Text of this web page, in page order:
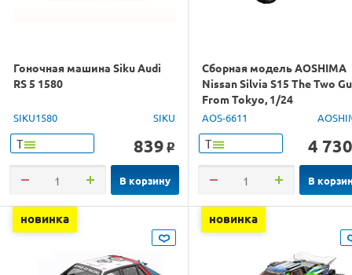
Гоночная машина Siku Audi
RS 5 1580
SIKU1580 SIKU
Т 839 o
В корзину
Сборная модель AOSHIMA
Nissan Silvia S15 The Two
From Tokyo, 1/24
AOS-6611
Т 4 730
В
новинка новинка